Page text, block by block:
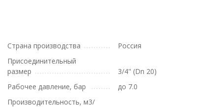
Страна производства
Россия
Присоединительный
размер
3/4" (Dn 20)
Рабочее давление, бар
до 7.0
Производительность, м3/